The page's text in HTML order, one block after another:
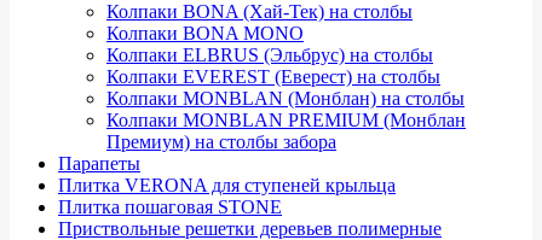
Колпаки BONA (Хай-Тек) на столбы
Колпаки BONA MONO
Колпаки ELBRUS (Эльбрус) на столбы
Колпаки EVEREST (Еверест) на столбы
Колпаки MONBLAN (Монблан) на столбы
Колпаки MONBLAN PREMIUM (Монблан
Премиум) на столбы забора
Парапеты
Плитка VERONA для ступеней крыльца
Плитка пошаговая STONE
Приствольные решетки деревьев полимерные